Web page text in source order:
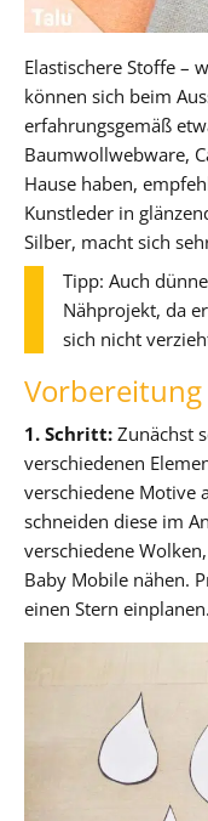
Elastischere Stoffe –
können sich beim
erfahrungsgemäß
Baumwollwebware,
Hause haben,
Kunstleder in
Silber, macht sich
Tipp: Auch
Nähprojekt, da
sich nicht
Vorbereitung
1. Schritt: Zunächst
verschiedenen
verschiedene Motive
schneiden diese im
verschiedene
Baby Mobile nähen.
einen Stern einplanen.